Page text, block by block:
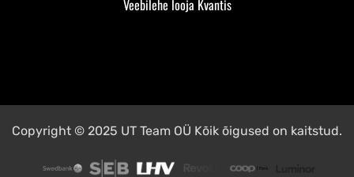
Veebilehe looja Kvantis
Copyright © 2025 UT Team OÜ Kõik õigused on kaitstud.